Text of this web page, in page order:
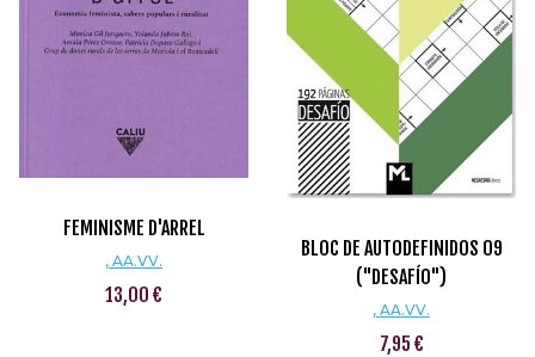
FEMINISME D'ARREL
, AA.VV.
13,00 €
BLOC DE AUTODEFINIDOS 09
("DESAFÍO")
, AA.VV.
7,95 €